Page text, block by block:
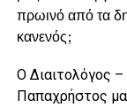
πρωινό από τα
κανενός;
Ο Διαιτολόγος
Παπαχρήστος